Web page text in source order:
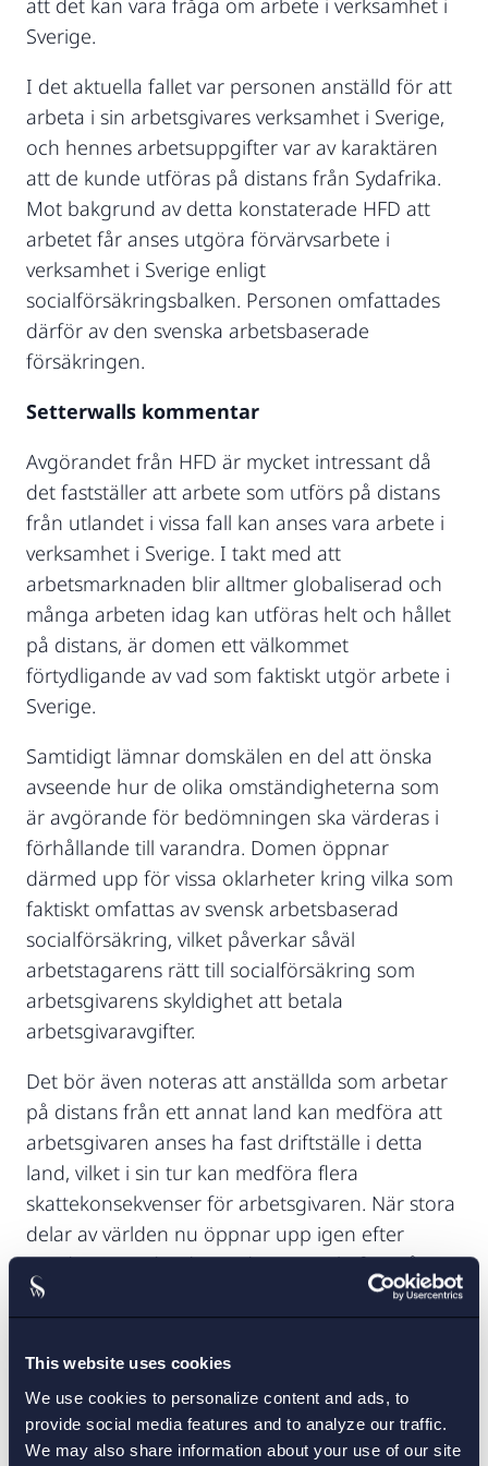
This website uses cookies
We use cookies to personalize content and ads, to
provide social media features and to analyze our traffic.
We may also share information about your use of our site
Sverige.
I det aktuella fallet var personen anställd för att
arbeta i sin arbetsgivares verksamhet i Sverige,
och hennes arbetsuppgifter var av karaktären
att de kunde utföras på distans från Sydafrika.
Mot bakgrund av detta konstaterade HFD att
arbetet får anses utgöra förvärvsarbete i
verksamhet i Sverige enligt
socialförsäkringsbalken. Personen omfattades
därför av den svenska arbetsbaserade
försäkringen.
Setterwalls kommentar
Avgörandet från HFD är mycket intressant då
det fastställer att arbete som utförs på distans
från utlandet i vissa fall kan anses vara arbete i
verksamhet i Sverige. I takt med att
arbetsmarknaden blir alltmer globaliserad och
många arbeten idag kan utföras helt och hållet
på distans, är domen ett välkommet
förtydligande av vad som faktiskt utgör arbete i
Sverige.
Samtidigt lämnar domskälen en del att önska
avseende hur de olika omständigheterna som
är avgörande för bedömningen ska värderas i
förhållande till varandra. Domen öppnar
därmed upp för vissa oklarheter kring vilka som
faktiskt omfattas av svensk arbetsbaserad
socialförsäkring, vilket påverkar såväl
arbetstagarens rätt till socialförsäkring som
arbetsgivarens skyldighet att betala
arbetsgivaravgifter.
Det bör även noteras att anställda som arbetar
på distans från ett annat land kan medföra att
arbetsgivaren anses ha fast driftställe i detta
land, vilket i sin tur kan medföra flera
skattekonsekvenser för arbetsgivaren. När stora
delar av världen nu öppnar upp igen efter
pandemin är det därmed av stor vikt för många
företag att säkerställa vilka konsekvenser som
anställda som bor eller utför arbete utomlands
kan få för verksamheten.
Setterwalls följer rättsutvecklingen på området
med intresse och finns tillgängliga för att